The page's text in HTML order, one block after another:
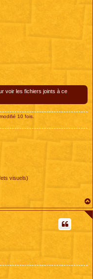
voir les fichiers joints à ce
10 fois.
visuels)